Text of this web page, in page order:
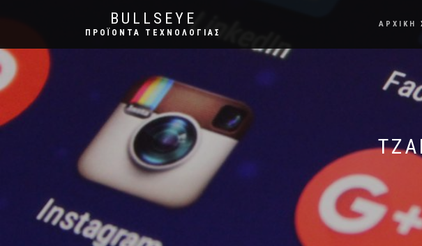
BULLSEYE
ΠΡΟΪΌΝΤΑ ΤΕΧΝΟΛΟΓΊΑΣ
ΑΡΧΙΚΗ